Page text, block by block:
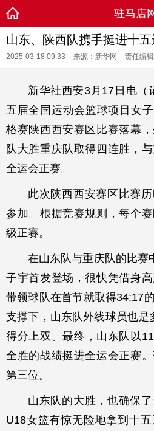
驻马店
山东、陕西队携手挺进十
2025-03-18 09:33 来源：新华网 责任编
新华社西安3月17日电（
五届全国运动会篮球项目女
格赛陕西西安赛区比赛落幕
队大胜重庆队取得四连胜，
全运会正赛。
此次陕西西安赛区比赛
参加。根据竞赛规则，每个
级正赛。
在山东队与重庆队的比赛
子宇首发登场，很快凭借身
带领球队在首节就取得34:17
支撑下，山东队外线球员也是
得分上双。最终，山东队以
全胜的战绩挺进全运会正赛
第三位。
山东队的大胜，也确保
U18女篮有惊无险地拿到十